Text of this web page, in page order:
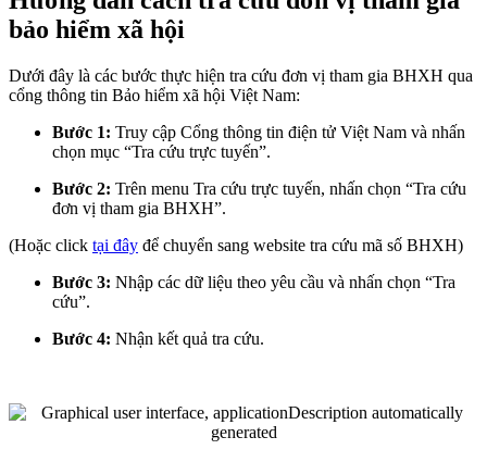
bảo hiểm xã hội
Dưới đây là các bước thực hiện tra cứu đơn vị tham gia BHXH qua
cổng thông tin Bảo hiểm xã hội Việt Nam:
Bước 1: Truy cập Cổng thông tin điện tử Việt Nam và nhấn
chọn mục “Tra cứu trực tuyến”.
Bước 2: Trên menu Tra cứu trực tuyến, nhấn chọn “Tra cứu
đơn vị tham gia BHXH”.
(Hoặc click tại đây để chuyển sang website tra cứu mã số BHXH)
Bước 3: Nhập các dữ liệu theo yêu cầu và nhấn chọn “Tra
cứu”.
Bước 4: Nhận kết quả tra cứu.